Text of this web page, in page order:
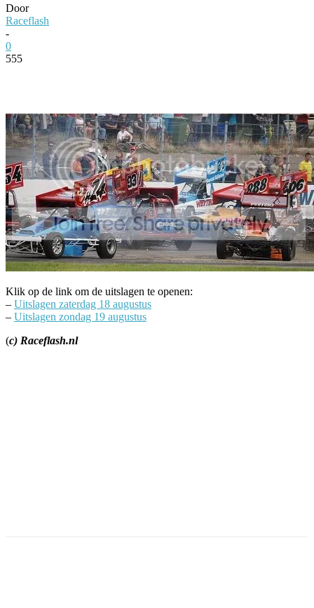
Door
Raceflash
-
0
555
Klik op de link om de uitslagen te openen:
– Uitslagen zaterdag 18 augustus
– Uitslagen zondag 19 augustus
(c) Raceflash.nl